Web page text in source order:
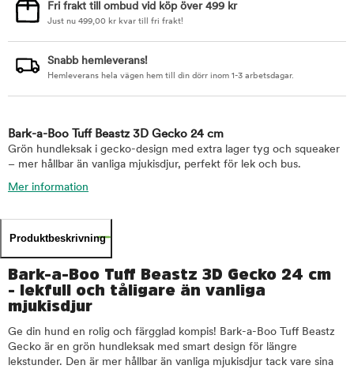
Fri frakt till ombud vid köp över 499 kr
Just nu 499,00 kr kvar till fri frakt!
Snabb hemleverans!
Hemleverans hela vägen hem till din dörr inom 1-3 arbetsdagar.
Bark-a-Boo Tuff Beastz 3D Gecko 24 cm
Grön hundleksak i gecko-design med extra lager tyg och squeaker
– mer hållbar än vanliga mjukisdjur, perfekt för lek och bus.
Mer information
Produktbeskrivning
Bark-a-Boo Tuff Beastz 3D Gecko 24 cm
- lekfull och tåligare än vanliga
mjukisdjur
Ge din hund en rolig och färgglad kompis! Bark-a-Boo Tuff Beastz
Gecko är en grön hundleksak med smart design för längre
lekstunder. Den är mer hållbar än vanliga mjukisdjur tack vare sina